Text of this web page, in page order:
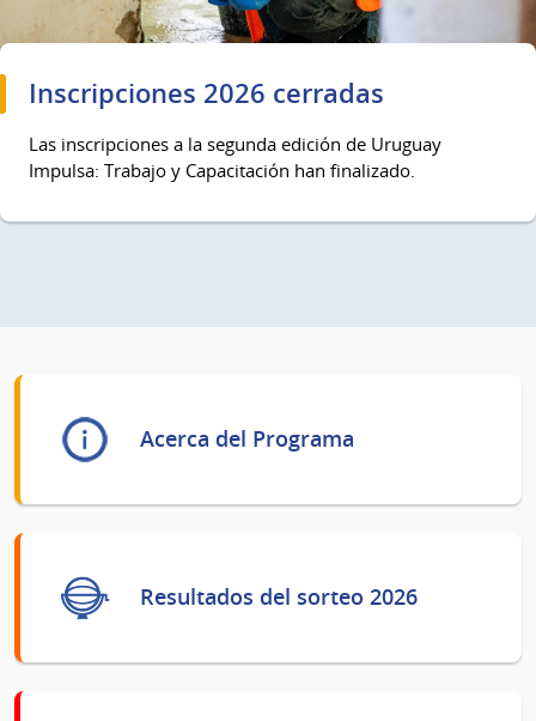
Inscripciones 2026 cerradas
Las inscripciones a la segunda edición de Uruguay
Impulsa: Trabajo y Capacitación han finalizado.
Acerca del Programa
Resultados del sorteo 2026